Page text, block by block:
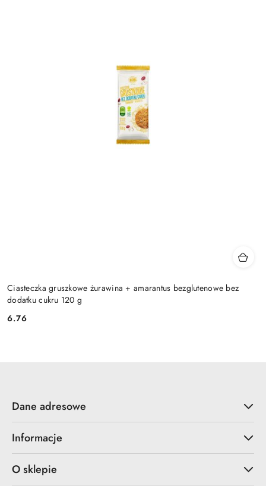
Ciasteczka gruszkowe żurawina + amarantus bezglutenowe bez
dodatku cukru 120 g
Cena:
6.76
Dane adresowe
Informacje
O sklepie